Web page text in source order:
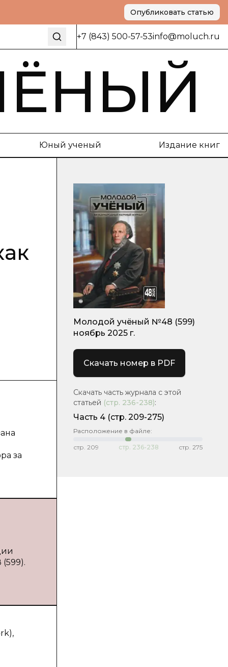
Опубликовать статью
+7 (843) 500-57-53info@moluch.ru
Юный ученый Издание книг
за
Молодой учёный №48 (599)
ноябрь 2025 г.
Скачать номер в PDF
Скачать часть журнала с этой
статьей (стр. 236-238):
Часть 4 (стр. 209-275)
Расположение в файле:
стр. 209 стр. 236-238 стр. 275